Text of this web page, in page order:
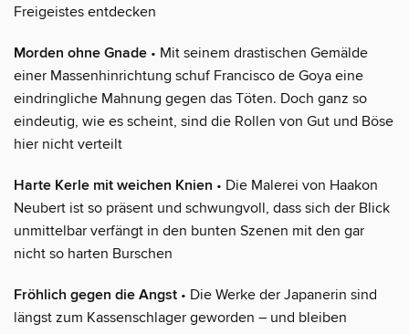
Freigeistes entdecken
Morden ohne Gnade • Mit seinem drastischen Gemälde
einer Massenhinrichtung schuf Francisco de Goya eine
eindringliche Mahnung gegen das Töten. Doch ganz so
eindeutig, wie es scheint, sind die Rollen von Gut und Böse
hier nicht verteilt
Harte Kerle mit weichen Knien • Die Malerei von Haakon
Neubert ist so präsent und schwungvoll, dass sich der Blick
unmittelbar verfängt in den bunten Szenen mit den gar
nicht so harten Burschen
Fröhlich gegen die Angst • Die Werke der Japanerin sind
längst zum Kassenschlager geworden – und bleiben